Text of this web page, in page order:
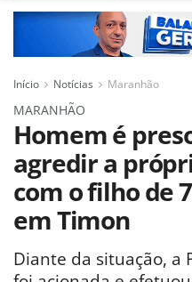
Início Notícias Maranhão
MARANHÃO
Homem é
agredir a
com o filho de
em Timon
Diante da situação, a